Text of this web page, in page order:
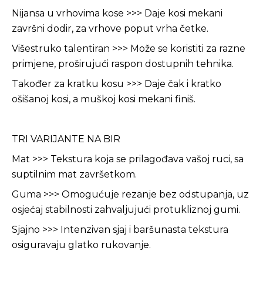
Nijansa u vrhovima kose >>> Daje kosi mekani
završni dodir, za vrhove poput vrha četke.
Višestruko talentiran >>> Može se koristiti za razne
primjene, proširujući raspon dostupnih tehnika.
Također za kratku kosu >>> Daje čak i kratko
ošišanoj kosi, a muškoj kosi mekani finiš.
TRI VARIJANTE NA BIR
Mat >>> Tekstura koja se prilagođava vašoj ruci, sa
suptilnim mat završetkom.
Guma >>> Omogućuje rezanje bez odstupanja, uz
osjećaj stabilnosti zahvaljujući protukliznoj gumi.
Sjajno >>> Intenzivan sjaj i baršunasta tekstura
osiguravaju glatko rukovanje.